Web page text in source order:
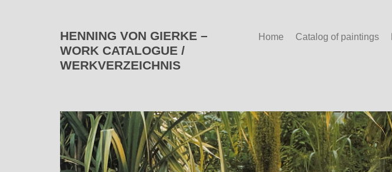
HENNING VON GIERKE –
WORK CATALOGUE /
WERKVERZEICHNIS
Home Catalog of paintings